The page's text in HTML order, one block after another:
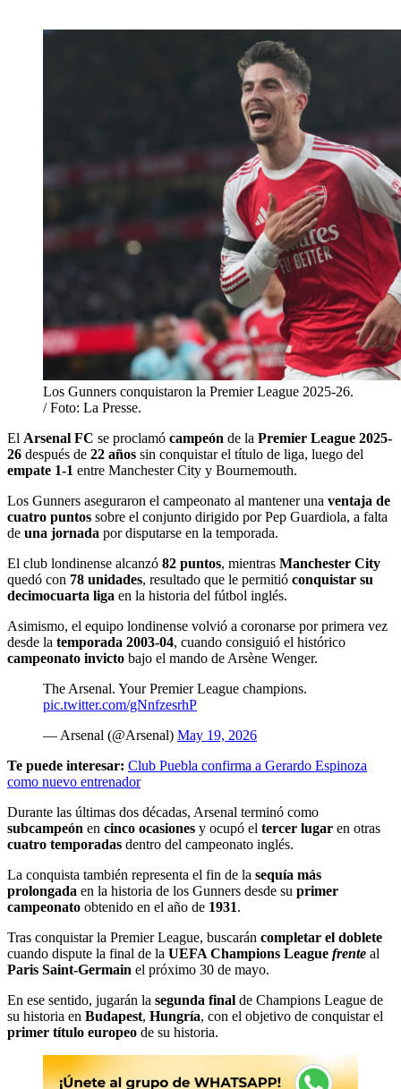
Los Gunners conquistaron la Premier League 2025-26.
/ Foto: La Presse.
El Arsenal FC se proclamó campeón de la Premier League 2025-
26 después de 22 años sin conquistar el título de liga, luego del
empate 1-1 entre Manchester City y Bournemouth.
Los Gunners aseguraron el campeonato al mantener una ventaja de
cuatro puntos sobre el conjunto dirigido por Pep Guardiola, a falta
de una jornada por disputarse en la temporada.
El club londinense alcanzó 82 puntos, mientras Manchester City
quedó con 78 unidades, resultado que le permitió conquistar su
decimocuarta liga en la historia del fútbol inglés.
Asimismo, el equipo londinense volvió a coronarse por primera vez
desde la temporada 2003-04, cuando consiguió el histórico
campeonato invicto bajo el mando de Arsène Wenger.
The Arsenal. Your Premier League champions.
pic.twitter.com/gNnfzesrhP
— Arsenal (@Arsenal) May 19, 2026
Te puede interesar: Club Puebla confirma a Gerardo Espinoza
como nuevo entrenador
Durante las últimas dos décadas, Arsenal terminó como
subcampeón en cinco ocasiones y ocupó el tercer lugar en otras
cuatro temporadas dentro del campeonato inglés.
La conquista también representa el fin de la sequía más
prolongada en la historia de los Gunners desde su primer
campeonato obtenido en el año de 1931.
Tras conquistar la Premier League, buscarán completar el doblete
cuando dispute la final de la UEFA Champions League frente al
Paris Saint-Germain el próximo 30 de mayo.
En ese sentido, jugarán la segunda final de Champions League de
su historia en Budapest, Hungría, con el objetivo de conquistar el
primer título europeo de su historia.